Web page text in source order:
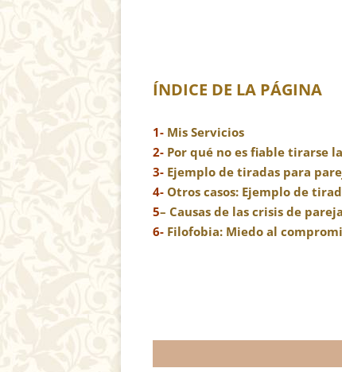
ÍNDICE DE LA PÁGINA
1- Mis Servicios
2- Por qué no es fiable tirarse
3- Ejemplo de tiradas para
4- Otros casos: Ejemplo de
5– Causas de las crisis de pareja
6- Filofobia: Miedo al